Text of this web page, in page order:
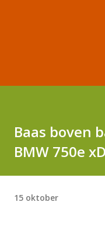
Baas boven
BMW 750e
15 oktober